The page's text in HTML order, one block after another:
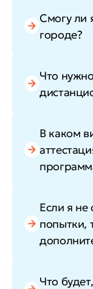
Смогу ли
городе?
Что
В каком
Если я не
попытки,
Что